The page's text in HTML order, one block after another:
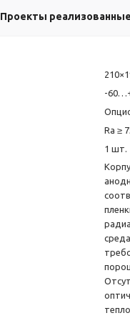
Проекты
-
Ra ≥
1 шт.